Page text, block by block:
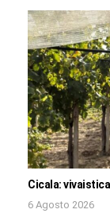
Cicala:
6 Agosto 2026